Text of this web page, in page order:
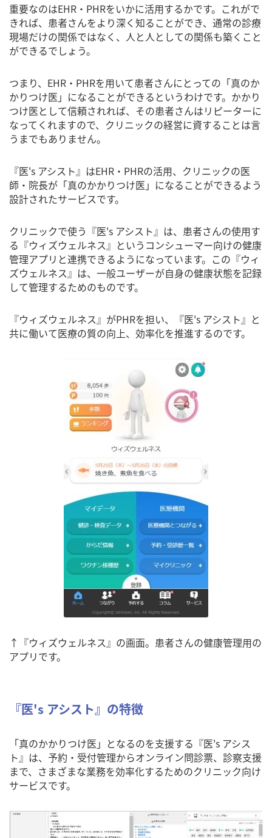
重要なのはEHR・PHRをいかに活用するかです。これがで
きれば、患者さんをより深く知ることができ、通常の診療
現場だけの関係ではなく、人と人としての関係も築くこと
ができるでしょう。
つまり、EHR・PHRを用いて患者さんにとっての「真のか
かりつけ医」になることができるというわけです。かかり
つけ医として信頼されれば、その患者さんはリピーターに
なってくれますので、クリニックの経営に資することは言
うまでもありません。
『医's アシスト』はEHR・PHRの活用、クリニックの医
師・院長が「真のかかりつけ医」になることができるよう
設計されたサービスです。
クリニックで使う『医's アシスト』は、患者さんの使用す
る『ウィズウェルネス』というコンシューマー向けの健康
管理アプリと連携できるようになっています。この『ウィ
ズウェルネス』は、一般ユーザーが自身の健康状態を記録
して管理するためのものです。
『ウィズウェルネス』がPHRを担い、『医's アシスト』と
共に働いて医療の質の向上、効率化を推進するのです。
↑『ウィズウェルネス』の画面。患者さんの健康管理用の
アプリです。
『医's アシスト』の特徴
「真のかかりつけ医」となるのを支援する『医's アシス
ト』は、予約・受付管理からオンライン問診票、診察支援
まで、さまざまな業務を効率化するためのクリニック向け
サービスです。